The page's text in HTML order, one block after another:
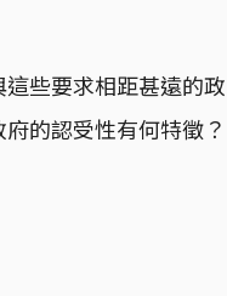
些要求相距甚遠的政
的認受性有何特徵？